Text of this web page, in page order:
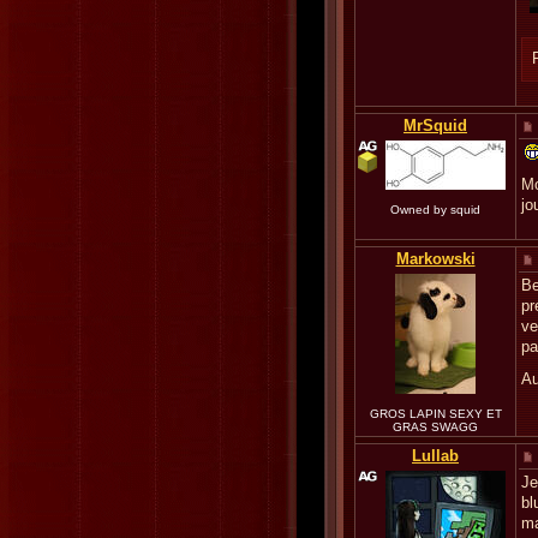
MrSquid
Owned by squid
Markowski
GROS LAPIN SEXY ET
GRAS SWAGG
Lullab